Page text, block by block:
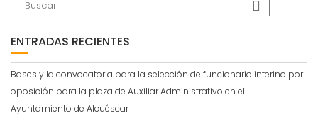
ENTRADAS RECIENTES
Bases y la convocatoria para la selección de funcionario interino por
oposición para la plaza de Auxiliar Administrativo en el
Ayuntamiento de Alcuéscar